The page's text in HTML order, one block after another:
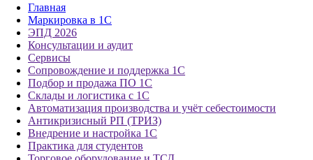
Главная
Маркировка в 1С
ЭПД 2026
Консультации и аудит
Сервисы
Сопровождение и поддержка 1С
Подбор и продажа ПО 1С
Склады и логистика с 1С
Автоматизация производства и учёт себестоимости
Антикризисный РП (ТРИЗ)
Внедрение и настройка 1С
Практика для студентов